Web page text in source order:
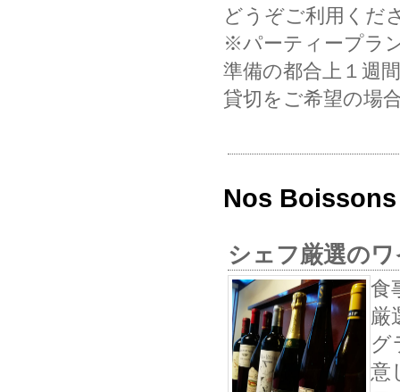
どうぞご利用くだ
※パーティープラ
準備の都合上１週
貸切をご希望の場
Nos Boissons
シェフ厳選の
食
厳
グ
意